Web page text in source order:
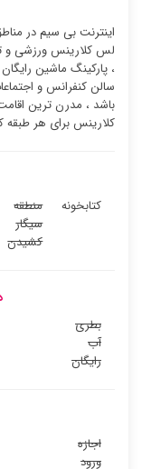
اینترنت بی سیم در
لس کلارینس ورزشی و
، پارکینگ ماشین
سالن کنفرانس و
باشد ، مدرن ترین
کلارینس برای هر طبقه
کتابخونه
منطقه
سیگار
کشیدن
بطری
آب
رایگان
اجازه
ورود